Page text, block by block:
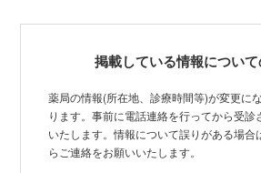
掲載している情報につい
薬局の情報(所在地、診療時間等)が変更に
ります。事前に電話連絡を行ってから受診
いたします。情報について誤りがある場合
らご連絡をお願いいたします。